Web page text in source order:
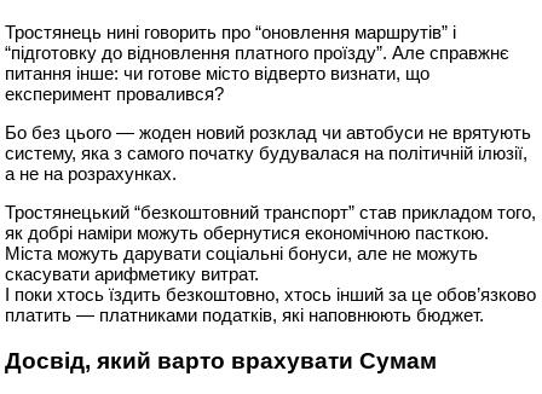
Тростянець нині говорить про “оновлення маршрутів” і
“підготовку до відновлення платного проїзду”. Але справжнє
питання інше: чи готове місто відверто визнати, що
експеримент провалився?
Бо без цього — жоден новий розклад чи автобуси не врятують
систему, яка з самого початку будувалася на політичній ілюзії,
а не на розрахунках.
Тростянецький “безкоштовний транспорт” став прикладом того,
як добрі наміри можуть обернутися економічною пасткою.
Міста можуть дарувати соціальні бонуси, але не можуть
скасувати арифметику витрат.
І поки хтось їздить безкоштовно, хтось інший за це обов’язково
платить — платниками податків, які наповнюють бюджет.
Досвід, який варто врахувати Сумам